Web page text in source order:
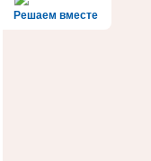
Решаем вместе